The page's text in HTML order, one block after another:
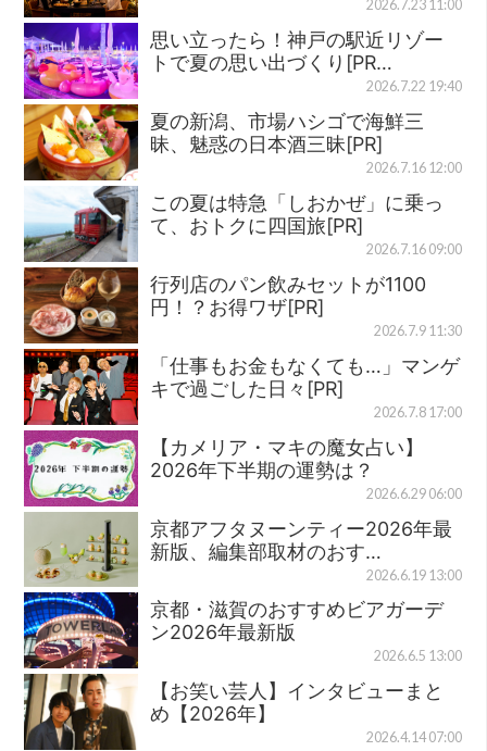
2026.7.23 11:00
思い立ったら！神戸の駅近リゾー
トで夏の思い出づくり[PR…
2026.7.22 19:40
夏の新潟、市場ハシゴで海鮮三
昧、魅惑の日本酒三昧[PR]
2026.7.16 12:00
この夏は特急「しおかぜ」に乗っ
て、おトクに四国旅[PR]
2026.7.16 09:00
行列店のパン飲みセットが1100
円！？お得ワザ[PR]
2026.7.9 11:30
「仕事もお金もなくても…」マンゲ
キで過ごした日々[PR]
2026.7.8 17:00
【カメリア・マキの魔女占い】
2026年下半期の運勢は？
2026.6.29 06:00
京都アフタヌーンティー2026年最
新版、編集部取材のおす…
2026.6.19 13:00
京都・滋賀のおすすめビアガーデ
ン2026年最新版
2026.6.5 13:00
【お笑い芸人】インタビューまと
め【2026年】
2026.4.14 07:00